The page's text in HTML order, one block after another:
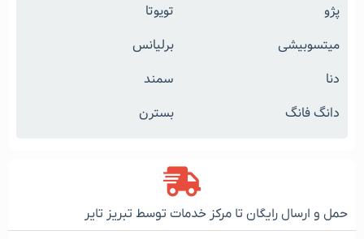
پژو
تویوتا
میتسوبیشی
برلیانس
دنا
سمند
دانگ فانگ
بسترن
حمل و ارسال رایگان تا مرکز خدمات توسط تبریز تایر